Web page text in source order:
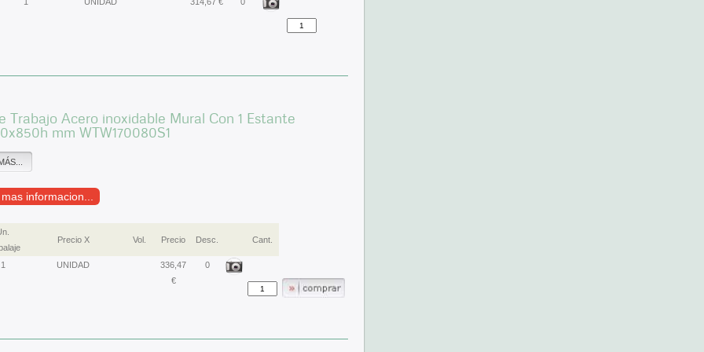
Trabajo Acero inoxidable Mural Con 1 Estante
mm WTW170080S1
informacion...
Precio X Vol. Precio Desc. Cant.
1 UNIDAD
336,47
€
0